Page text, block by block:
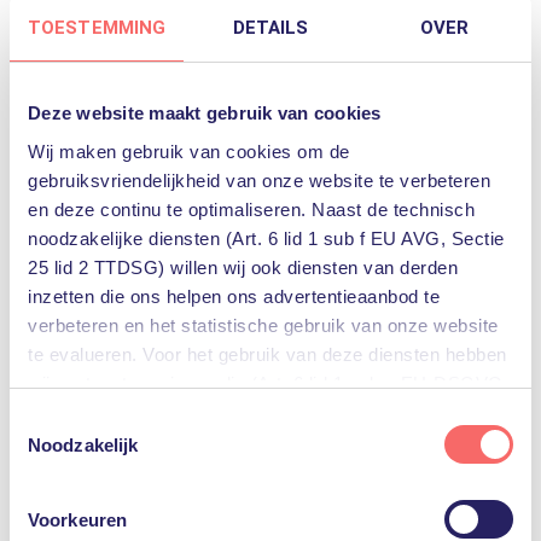
TOESTEMMING DETAILS OVER
Deze website maakt gebruik van cookies
Wij maken gebruik van cookies om de
gebruiksvriendelijkheid van onze website te verbeteren
en deze continu te optimaliseren. Naast de technisch
noodzakelijke diensten (Art. 6 lid 1 sub f EU AVG, Sectie
25 lid 2 TTDSG) willen wij ook diensten van derden
inzetten die ons helpen ons advertentieaanbod te
verbeteren en het statistische gebruik van onze website
te evalueren. Voor het gebruik van deze diensten hebben
wij uw toestemming nodig (Art. 6 lid 1 sub a EU-DSGVO,
U kunt deze toestemming eenvoudig geven door op
“Alles accepteren” te klikken. Indien u hiermee niet
akkoord gaat, kunt u het gebruik van niet-essentiële
Noodzakelijk
Voorkeuren
Naar website HPE
oplossingen en de mensen die we daarmee
helpen.